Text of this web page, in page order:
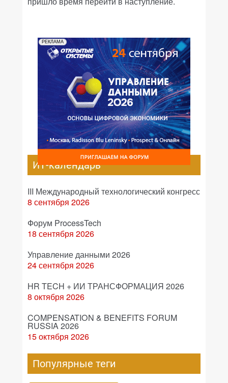
РЕКЛАМА
ИТ-календарь
III Международный технологический конгресс
8 сентября 2026
Форум ProcessTech
18 сентября 2026
Управление данными 2026
24 сентября 2026
HR TECH + ИИ ТРАНСФОРМАЦИЯ 2026
8 октября 2026
COMPENSATION & BENEFITS FORUM
RUSSIA 2026
15 октября 2026
Популярные теги